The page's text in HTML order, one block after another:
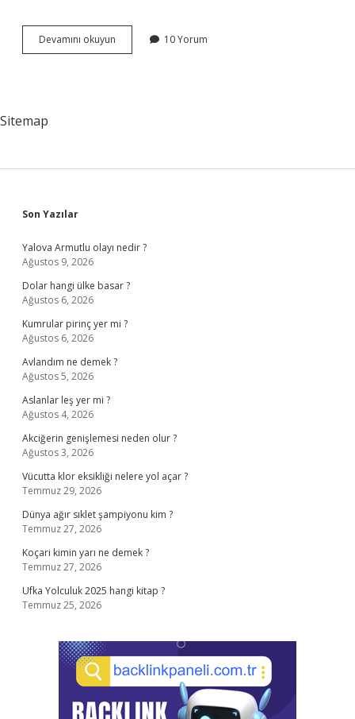
Devamını okuyun
Ne
10 Yorum
Sitemap
Sidebar
Son Yazılar
Yalova Armutlu olayı nedir ?
Ağustos 9, 2026
Dolar hangi ülke basar ?
Ağustos 6, 2026
Kumrular pirinç yer mi ?
Ağustos 6, 2026
Avlandım ne demek ?
Ağustos 5, 2026
Aslanlar leş yer mi ?
Ağustos 4, 2026
Akciğerin genişlemesi neden olur ?
Ağustos 3, 2026
Vücutta klor eksikliği nelere yol açar ?
Temmuz 29, 2026
Dünya ağır sıklet şampiyonu kim ?
Temmuz 27, 2026
Koçari kimin yarı ne demek ?
Temmuz 27, 2026
Ufka Yolculuk 2025 hangi kitap ?
Temmuz 25, 2026